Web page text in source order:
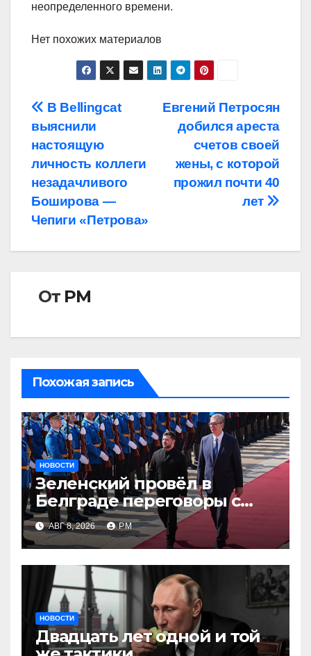
неопределенного времени.
Нет похожих материалов
Навигация
по
записям
Евгений Петросян
добился ареста
счетов своей
жены, с которой
прожил почти 40
лет
В Bellingcat
выяснили
настоящую
личность коллеги
незадачливого
Боширова —
Чепиги «Петрова»
От РМ
Похожая запись
НОВОСТИ
Зеленский провёл в
Белграде переговоры с
Вучичем
АВГ 8, 2026 РМ
НОВОСТИ
Двадцать лет одной и той